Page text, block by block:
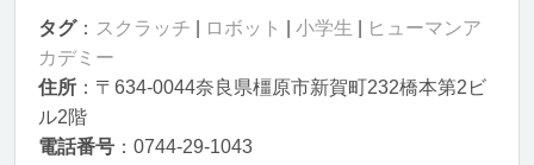
タグ： スクラッチ ロボット 小学生
ヒューマンア
カデミー
住所 ：〒634-0044奈良県橿原市新賀町232橋本第2ビ
ル2階
電話番号 ：0744-29-1043